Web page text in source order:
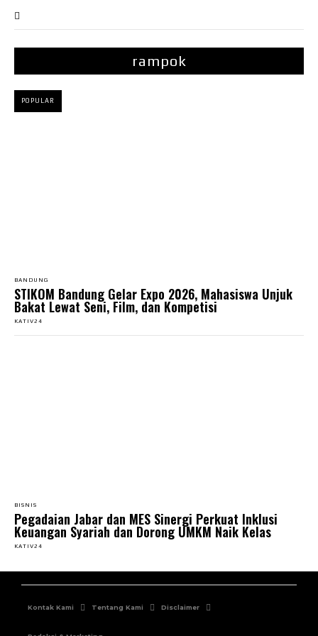
rampok
POPULAR
BANDUNG
STIKOM Bandung Gelar Expo 2026, Mahasiswa Unjuk
Bakat Lewat Seni, Film, dan Kompetisi
KATIV24
BISNIS
Pegadaian Jabar dan MES Sinergi Perkuat Inklusi
Keuangan Syariah dan Dorong UMKM Naik Kelas
KATIV24
Kontak Kami Tentang Kami Disclaimer